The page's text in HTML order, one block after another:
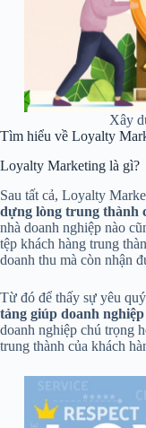
Xây
Tìm hiểu về Loyalty
Loyalty Marketing là gì?
Sau tất cả, Loyalty
dựng lòng trung thành
nhà doanh nghiệp nào
tệp khách hàng trung
doanh thu mà còn nhận
Từ đó để thấy sự yêu
tảng giúp doanh
doanh nghiệp chú trọng
trung thành của khách